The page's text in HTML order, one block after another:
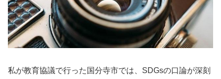
私が教育協議で行った国分寺市では、SDGsの口論が深刻